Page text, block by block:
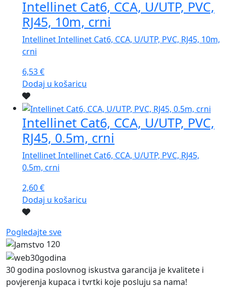
Intellinet Cat6, CCA, U/UTP, PVC,
RJ45, 10m, crni
Intellinet Intellinet Cat6, CCA, U/UTP, PVC, RJ45, 10m,
crni
6,53€
Dodaj u košaricu
Intellinet Cat6, CCA, U/UTP, PVC,
RJ45, 0.5m, crni
Intellinet Intellinet Cat6, CCA, U/UTP, PVC, RJ45,
0.5m, crni
2,60€
Dodaj u košaricu
Pogledajte sve
120
30 godina poslovnog iskustva garancija je kvalitete i
povjerenja kupaca i tvrtki koje posluju sa nama!